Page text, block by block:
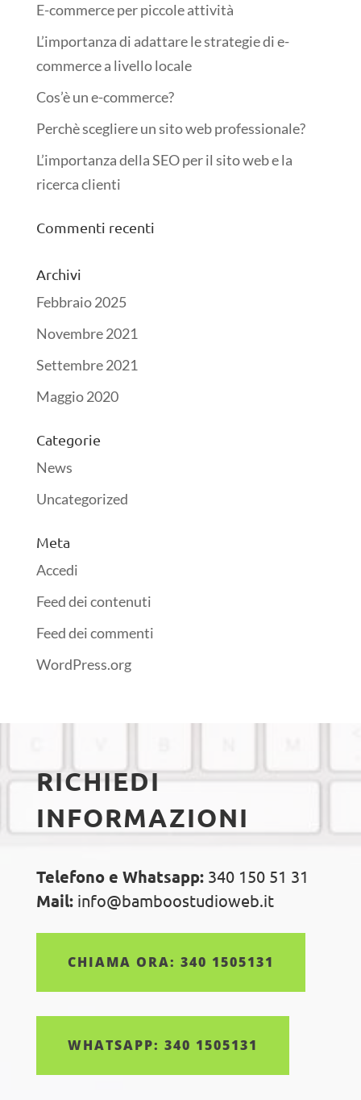
E-commerce per piccole attività
L’importanza di adattare le strategie di e-
commerce a livello locale
Cos’è un e-commerce?
Perchè scegliere un sito web professionale?
L’importanza della SEO per il sito web e la
ricerca clienti
Commenti recenti
Archivi
Febbraio 2025
Novembre 2021
Settembre 2021
Maggio 2020
Categorie
News
Uncategorized
Meta
Accedi
Feed dei contenuti
Feed dei commenti
WordPress.org
RICHIEDI
INFORMAZIONI
Telefono e Whatsapp:340 150 51 31
Mail:info@bamboostudioweb.it
CHIAMA ORA: 340 1505131
WHATSAPP: 340 1505131